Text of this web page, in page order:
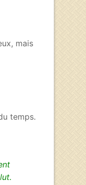
mais
temps.